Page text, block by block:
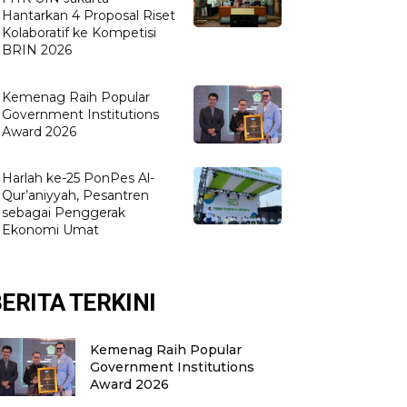
Hantarkan 4 Proposal Riset
Kolaboratif ke Kompetisi
BRIN 2026
Kemenag Raih Popular
Government Institutions
Award 2026
Harlah ke-25 PonPes Al-
Qur’aniyyah, Pesantren
sebagai Penggerak
Ekonomi Umat
TERKINI
Kemenag Raih Popular
Government Institutions
Award 2026